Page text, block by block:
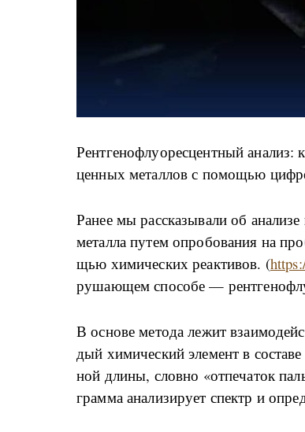
Рен­т­ге­но­флу­о­рес­цен­т­ный
цен­ных ме­тал­лов с по­мо­щью
Ра­нее мы рас­ска­зы­ва­ли об
ме­тал­ла пу­тем опро­бо­ва­ния на
щью хи­ми­че­ских ре­а­к­ти­вов. (
ру­ша­ю­щем спо­со­бе —
В ос­но­ве ме­то­да ле­жит
дый хи­ми­че­ский эле­мент в
ной дли­ны, сло­в­но «о­т­пе­ча­ток
гра­м­ма ана­ли­зи­ру­ет спектр и